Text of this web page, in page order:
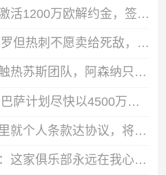
罗马诺：布鲁日即将激活1200万欧解约金，签下马略卡前锋比尔希利
TA：阿森纳有意罗梅罗但热刺不愿卖给死敌，马竞国米是最可能下家
罗马诺：那不勒斯接触热苏斯团队，阿森纳只接受永久转会
总价6000万！塞尔：巴萨计划尽快以4500万欧+1500万报价罗德里
罗马诺：巴萨与罗德里就个人条款达协议，将与曼城谈判确定转会费
迪奥曼德告别莱比锡：这家俱乐部永远在我心中占据特殊位置